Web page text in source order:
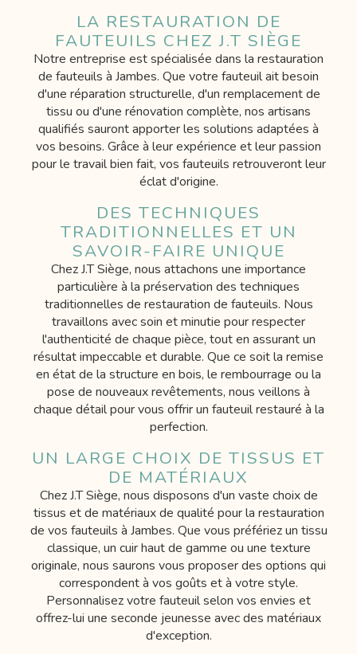
LA RESTAURATION DE
FAUTEUILS CHEZ J.T SIÈGE
Notre entreprise est spécialisée dans la restauration
de fauteuils à Jambes. Que votre fauteuil ait besoin
d'une réparation structurelle, d'un remplacement de
tissu ou d'une rénovation complète, nos artisans
qualifiés sauront apporter les solutions adaptées à
vos besoins. Grâce à leur expérience et leur passion
pour le travail bien fait, vos fauteuils retrouveront leur
éclat d'origine.
DES TECHNIQUES
TRADITIONNELLES ET UN
SAVOIR-FAIRE UNIQUE
Chez J.T Siège, nous attachons une importance
particulière à la préservation des techniques
traditionnelles de restauration de fauteuils. Nous
travaillons avec soin et minutie pour respecter
l'authenticité de chaque pièce, tout en assurant un
résultat impeccable et durable. Que ce soit la remise
en état de la structure en bois, le rembourrage ou la
pose de nouveaux revêtements, nous veillons à
chaque détail pour vous offrir un fauteuil restauré à la
perfection.
UN LARGE CHOIX DE TISSUS ET
DE MATÉRIAUX
Chez J.T Siège, nous disposons d'un vaste choix de
tissus et de matériaux de qualité pour la restauration
de vos fauteuils à Jambes. Que vous préfériez un tissu
classique, un cuir haut de gamme ou une texture
originale, nous saurons vous proposer des options qui
correspondent à vos goûts et à votre style.
Personnalisez votre fauteuil selon vos envies et
offrez-lui une seconde jeunesse avec des matériaux
d'exception.